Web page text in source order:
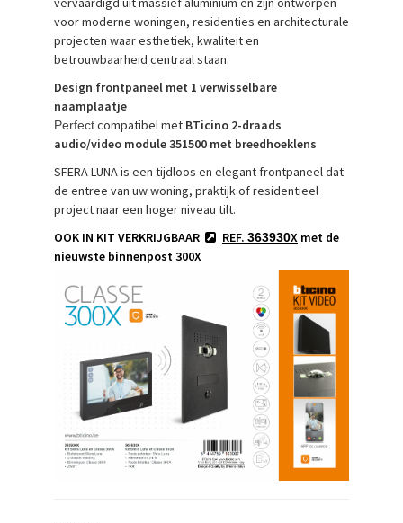
voor moderne woningen, residenties en architecturale
projecten waar esthetiek, kwaliteit en
betrouwbaarheid centraal staan.
Design frontpaneel met 1 verwisselbare
naamplaatje
Perfectcompatibel met BTicino 2-draads
audio/video module 351500 met breedhoeklens
SFERA LUNA is een tijdloos en elegant frontpaneel dat
de entree van uw woning, praktijk of residentieel
project naar een hoger niveau tilt.
OOK IN KIT VERKRIJGBAAR
REF. 363930X met de
nieuwste binnenpost 300X